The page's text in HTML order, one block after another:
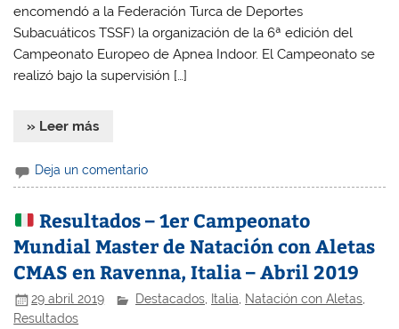
encomendó a la Federación Turca de Deportes
Subacuáticos TSSF) la organización de la 6ª edición del
Campeonato Europeo de Apnea Indoor. El Campeonato se
realizó bajo la supervisión […]
» Leer más
Deja un comentario
Resultados – 1er Campeonato
Mundial Master de Natación con Aletas
CMAS en Ravenna, Italia – Abril 2019
29 abril 2019 Destacados Italia Natación con Aletas
Resultados